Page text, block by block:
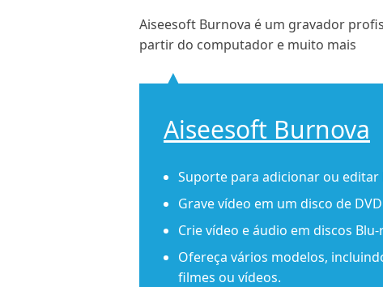
Aiseesoft Burnova é um gravador
partir do computador e muito mais
Aiseesoft Burnova
Suporte para adicionar ou editar
Grave vídeo em um disco de
Crie vídeo e áudio em discos
Ofereça vários modelos,
filmes ou vídeos.